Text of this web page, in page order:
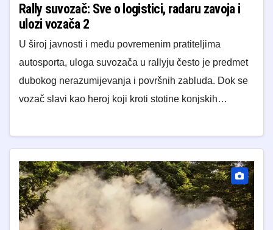
Rally suvozač: Sve o logistici, radaru zavoja i
ulozi vozača 2
U široj javnosti i među povremenim pratiteljima
autosporta, uloga suvozača u rallyju često je predmet
dubokog nerazumijevanja i površnih zabluda. Dok se
vozač slavi kao heroj koji kroti stotine konjskih…